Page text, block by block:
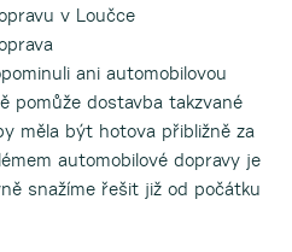
v Loučce
ani automobilovou
pomůže dostavba takzvané
měla být hotova přibližně za
automobilové dopravy je
snažíme řešit již od počátku